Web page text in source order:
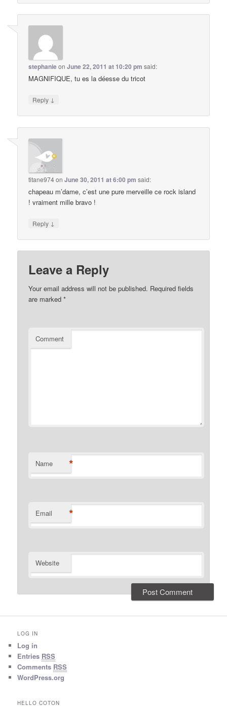
stephanieonJune 22, 2011 at 10:20 pm said:
MAGNIFIQUE, tu es la déesse du tricot
Reply ↓
titane974onJune 30, 2011 at 6:00 pm said:
chapeau m’dame, c’est une pure merveille ce rock island
! vraiment mille bravo !
Reply ↓
Leave a Reply
Your email address will not be published. Required fields
are marked*
Comment
Name *
Email *
Website
LOG IN
Log in
Entries RSS
Comments RSS
WordPress.org
HELLO COTON